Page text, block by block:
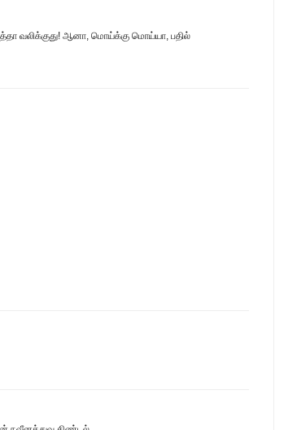
வலிக்குது! ஆனா, மொய்க்கு மொய்யா, பதில்